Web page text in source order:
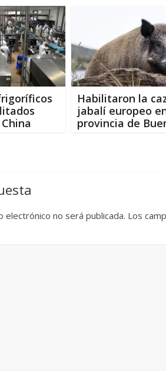
Habilitaron la
jabalí europeo
provincia de
electrónico no será publicada. Los